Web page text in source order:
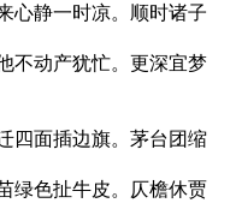
心静一时凉。顺时诸子
不动产犹忙。更深宜梦
四面插边旗。茅台团缩
绿色扯牛皮。仄檐休贾